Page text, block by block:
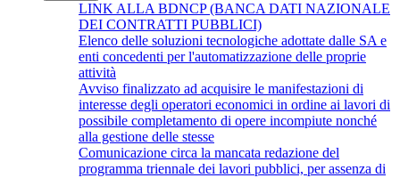
LINK ALLA BDNCP (BANCA DATI NAZIONALE
DEI CONTRATTI PUBBLICI)
Elenco delle soluzioni tecnologiche adottate dalle SA e
enti concedenti per l'automatizzazione delle proprie
attività
Avviso finalizzato ad acquisire le manifestazioni di
interesse degli operatori economici in ordine ai lavori di
possibile completamento di opere incompiute nonché
alla gestione delle stesse
Comunicazione circa la mancata redazione del
programma triennale dei lavori pubblici, per assenza di